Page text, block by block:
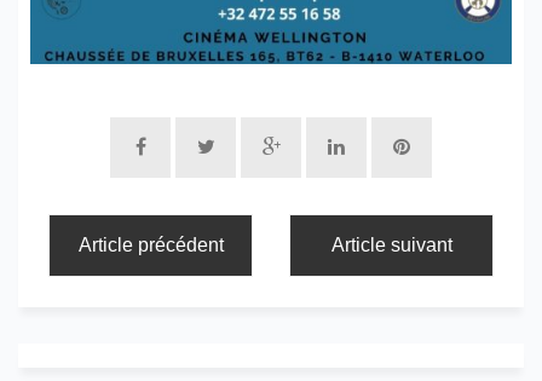
Article précédent Article suivant